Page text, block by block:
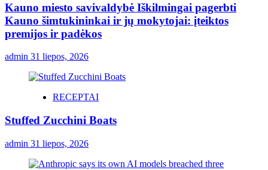
Kauno miesto savivaldybė Iškilmingai pagerbti
Kauno šimtukininkai ir jų mokytojai: įteiktos
premijos ir padėkos
admin 31 liepos, 2026
RECEPTAI
Stuffed Zucchini Boats
admin 31 liepos, 2026